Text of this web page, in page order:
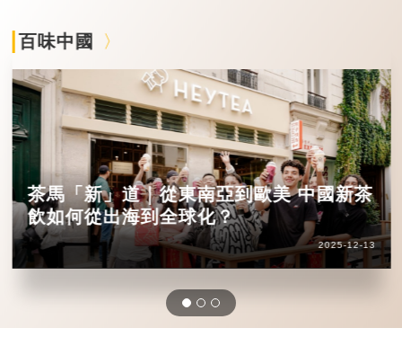
百味中國
茶馬「新」道｜從東南亞到歐美 中國新茶
飲如何從出海到全球化？
2025-12-13